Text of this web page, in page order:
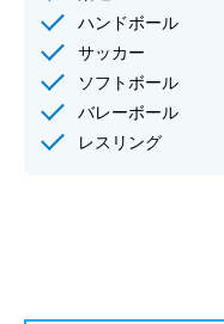
ハンドボール
サッカー
ソフトボール
バレーボール
レスリング